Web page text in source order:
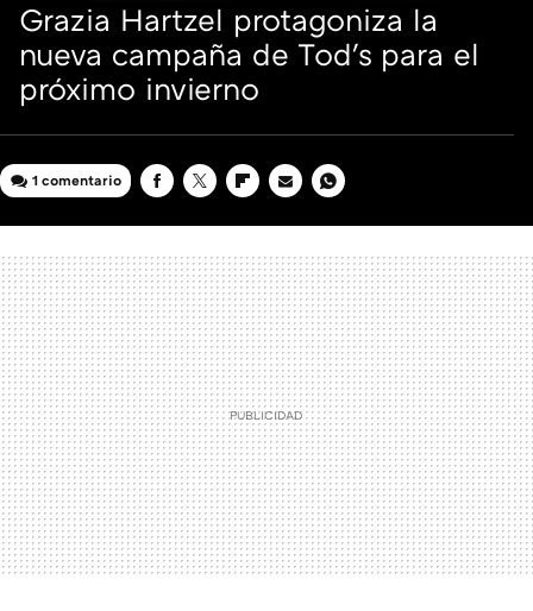
Grazia Hartzel protagoniza la
nueva campaña de Tod's para el
próximo invierno
1 comentario